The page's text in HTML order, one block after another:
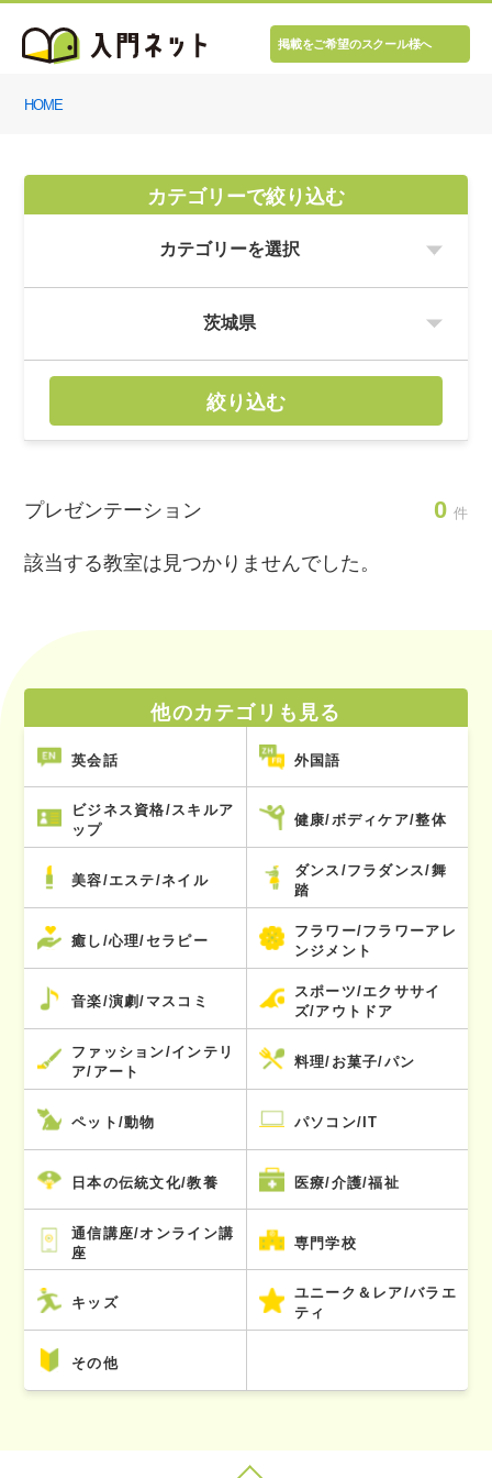
掲載をご希望のスクール様へ
HOME
カテゴリーで絞り込む
絞り込む
プレゼンテーション 0 件
該当する教室は見つかりませんでした。
他のカテゴリも見る
英会話 外国語
ビジネス資格/スキルア
ップ
健康/ボディケア/整体
美容/エステ/ネイル
ダンス/フラダンス/舞
踏
癒し/心理/セラピー
フラワー/フラワーアレ
ンジメント
音楽/演劇/マスコミ
スポーツ/エクササイ
ズ/アウトドア
ファッション/インテリ
ア/アート
料理/お菓子/パン
ペット/動物 パソコン/IT
日本の伝統文化/教養 医療/介護/福祉
通信講座/オンライン講
座
専門学校
キッズ
ユニーク＆レア/バラエ
ティ
その他